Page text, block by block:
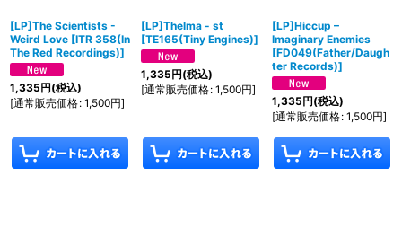
[LP]The Scientists -
Weird Love [ITR 358(In
The Red Recordings)]
1,335円(税込)
[通常販売価格: 1,500円]
[LP]Thelma - st
[TE165(Tiny Engines)]
1,335円(税込)
[通常販売価格: 1,500円]
[LP]Hiccup –
Imaginary Enemies
[FD049(Father/Daugh
ter Records)]
1,335円(税込)
[通常販売価格: 1,500円]